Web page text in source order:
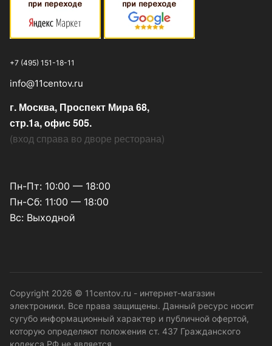
+7 (495) 151-18-11
info@11centov.ru
г. Москва, Проспект Мира 68,
стр.1а, офис 505.
(вход справа во дворе ресторана)
Пн-Пт: 10:00 — 18:00
Пн-Сб: 11:00 — 18:00
Вс: Выходной
Copyright 2026 © 11centov.ru - интернет-магазин
электроники. Все права защищены. Данный ресурс носит
сугубо информационный характер и публичной офертой,
которую определяют положения ст. 437 Гражданского
кодекса РФ не является.